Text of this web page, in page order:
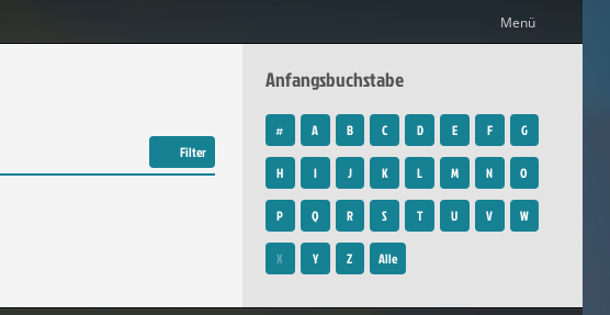
Menü
Filter
Anfangsbuchstabe
# A B C D E F G
H I J K L M N O
P Q R S T U V W
X Y Z Alle